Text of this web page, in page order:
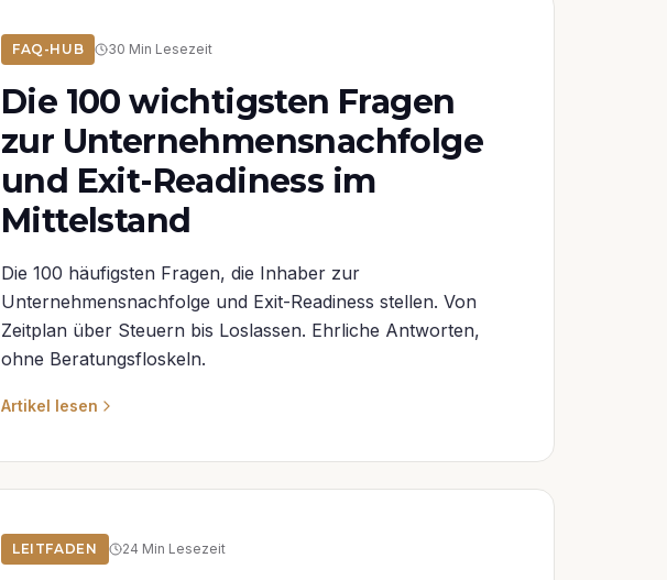
FAQ-HUB 30 Min Lesezeit
Die 100 wichtigsten Fragen
zur Unternehmensnachfolge
und Exit-Readiness im
Mittelstand
Die 100 häufigsten Fragen, die Inhaber zur
Unternehmensnachfolge und Exit-Readiness stellen. Von
Zeitplan über Steuern bis Loslassen. Ehrliche Antworten,
ohne Beratungsfloskeln.
Artikel lesen
LEITFADEN 24 Min Lesezeit